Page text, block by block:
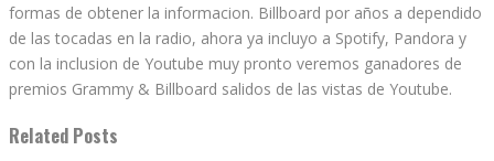
formas de obtener la informacion. Billboard por años a dependido
de las tocadas en la radio, ahora ya incluyo a Spotify, Pandora y
con la inclusion de Youtube muy pronto veremos ganadores de
premios Grammy & Billboard salidos de las vistas de Youtube.
Related Posts